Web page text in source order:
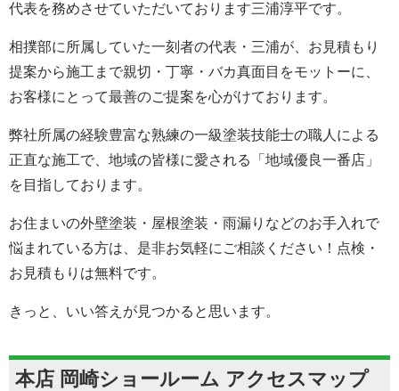
代表を務めさせていただいております三浦淳平です。
相撲部に所属していた一刻者の代表・三浦が、お見積もり
提案から施工まで親切・丁寧・バカ真面目をモットーに、
お客様にとって最善のご提案を心がけております。
弊社所属の経験豊富な熟練の一級塗装技能士の職人による
正直な施工で、地域の皆様に愛される「地域優良一番店」
を目指しております。
お住まいの外壁塗装・屋根塗装・雨漏りなどのお手入れで
悩まれている方は、是非お気軽にご相談ください！点検・
お見積もりは無料です。
きっと、いい答えが見つかると思います。
本店 岡崎ショールーム アクセスマップ